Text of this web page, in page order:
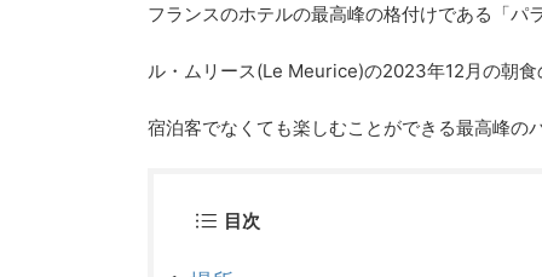
フランスのホテルの最高峰の格付けである「パ
ル・ムリース(Le Meurice)の2023年12月の朝
宿泊客でなくても楽しむことができる最高峰の
目次